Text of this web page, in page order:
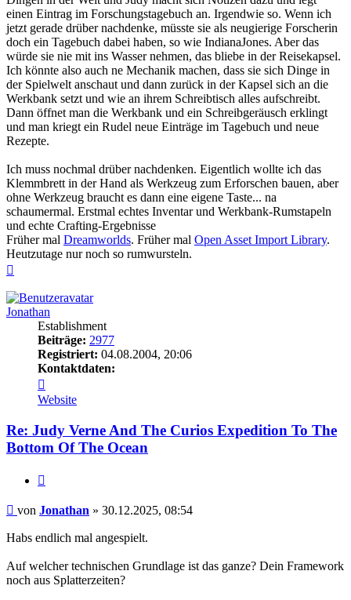
einen Eintrag im Forschungstagebuch an. Irgendwie so. Wenn ich
jetzt gerade drüber nachdenke, müsste sie als neugierige Forscherin
doch ein Tagebuch dabei haben, so wie IndianaJones. Aber das
würde sie nie mit ins Wasser nehmen, das bliebe in der Reisekapsel.
Ich könnte also auch ne Mechanik machen, dass sie sich Dinge in
der Spielwelt anschaut und dann zurück in der Kapsel sich an die
Werkbank setzt und wie an ihrem Schreibtisch alles aufschreibt.
Dann öffnet man die Werkbank und ein Schreibgeräusch erklingt
und man kriegt ein Rudel neue Einträge im Tagebuch und neue
Rezepte.
Ich muss nochmal drüber nachdenken. Eigentlich wollte ich das
Klemmbrett in der Hand als Werkzeug zum Erforschen bauen, aber
ohne Werkzeug braucht es dann eine eigene Taste... na
schaumermal. Erstmal echtes Inventar und Werkbank-Rumstapeln
und echte Crafting-Ergebnisse
Früher mal Dreamworlds. Früher mal Open Asset Import Library.
Heutzutage nur noch so rumwursteln.
Jonathan
Establishment
Beiträge: 2977
Registriert: 04.08.2004, 20:06
Kontaktdaten:
von
Jonathan
Website
Re: Judy Verne And The Curios Expedition To The
Bottom Of The Ocean
Beitrag
von Jonathan » 30.12.2025, 08:54
Habs endlich mal angespielt.
Auf welcher technischen Grundlage ist das ganze? Dein Framework
noch aus Splatterzeiten?